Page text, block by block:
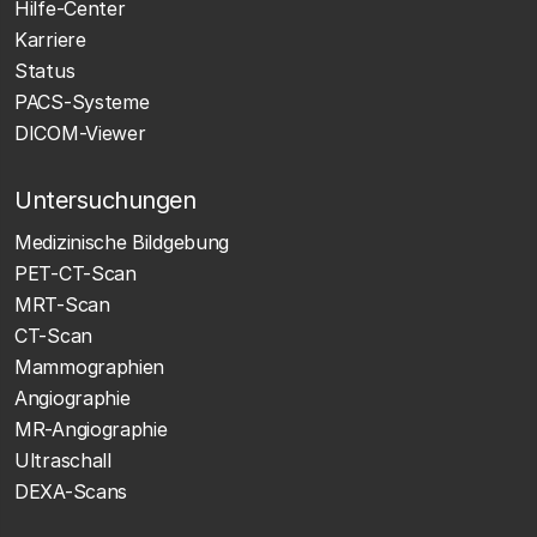
Hilfe-Center
Karriere
Status
PACS-Systeme
DICOM-Viewer
Untersuchungen
Medizinische Bildgebung
PET-CT-Scan
MRT-Scan
CT-Scan
Mammographien
Angiographie
MR-Angiographie
Ultraschall
DEXA-Scans